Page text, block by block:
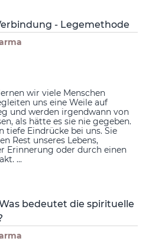
- Legemethode
wir viele Menschen
uns eine Weile auf
und werden irgendwann von
als hätte es sie nie gegeben.
tiefe Eindrücke bei uns. Sie
Rest unseres Lebens,
Erinnerung oder durch einen
...
bedeutet die spirituelle